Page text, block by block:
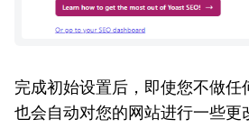
完成初始设置后，即使您不做
也会自动对您的网站进行一些更